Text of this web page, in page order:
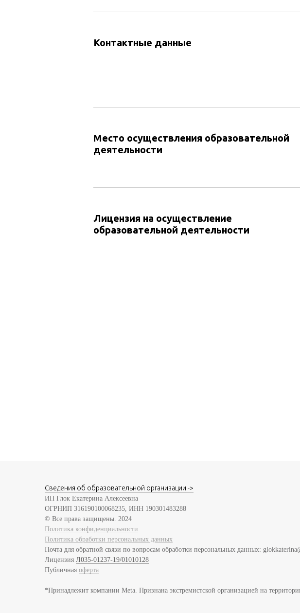
Контактные данные
Место осуществления образовательной
деятельности
Лицензия на осуществление
образовательной деятельности
Сведения об образовательной организации ->
ИП Глок Екатерина Алексеевна
ОГРНИП 316190100068235, ИНН 190301483288
© Все права защищены. 2024
Политика конфиденциальности
Политика обработки персональных данных
Почта для обратной связи по вопросам обработки персональных данных:
Лицензия Л035-01237-19/01010128
Публичная оферта
*Принадлежит компании Meta. Признана экстремистской организацией на